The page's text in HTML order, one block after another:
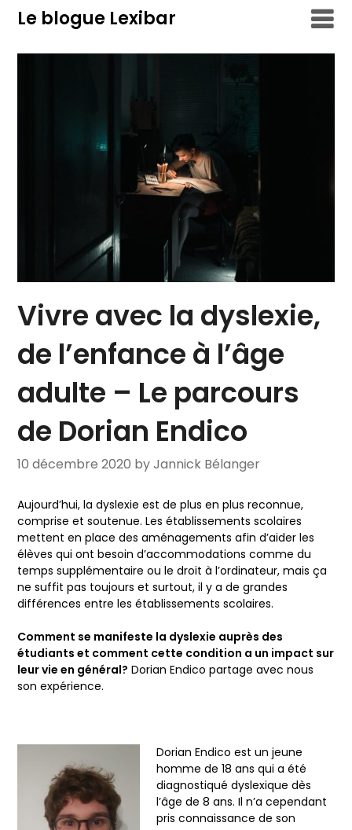
Skip
content
Le blogue Lexibar
Vivre avec la dyslexie,
de l’enfance à l’âge
adulte – Le parcours
de Dorian Endico
10 décembre 2020 by Jannick Bélanger
Aujourd’hui, la dyslexie est de plus en plus reconnue,
comprise et soutenue. Les établissements scolaires
mettent en place des aménagements afin d’aider les
élèves qui ont besoin d’accommodations comme du
temps supplémentaire ou le droit à l’ordinateur, mais ça
ne suffit pas toujours et surtout, il y a de grandes
différences entre les établissements scolaires.
Comment se manifeste la dyslexie auprès des
étudiants et comment cette condition a un impact sur
leur vie en général? Dorian Endico partage avec nous
son expérience.
Dorian Endico est un jeune
homme de 18 ans qui a été
diagnostiqué dyslexique dès
l’âge de 8 ans. Il n’a cependant
pris connaissance de son